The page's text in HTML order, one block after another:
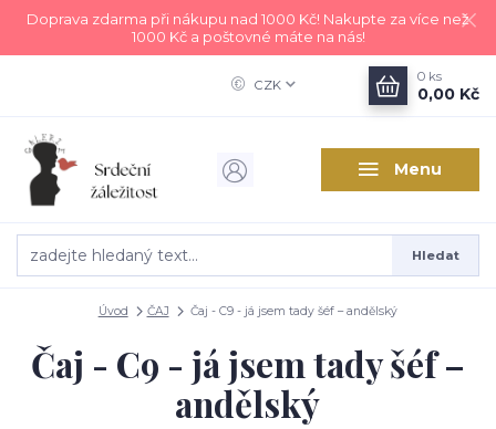
Doprava zdarma při nákupu nad 1000 Kč! Nakupte za více než
1000 Kč a poštovné máte na nás!
Menu
CZK
Hledat
0 ks
0,00 Kč
Úvod ČAJ Čaj - C9 - já jsem tady šéf – andělský
Čaj - C9 - já jsem tady šéf –
andělský